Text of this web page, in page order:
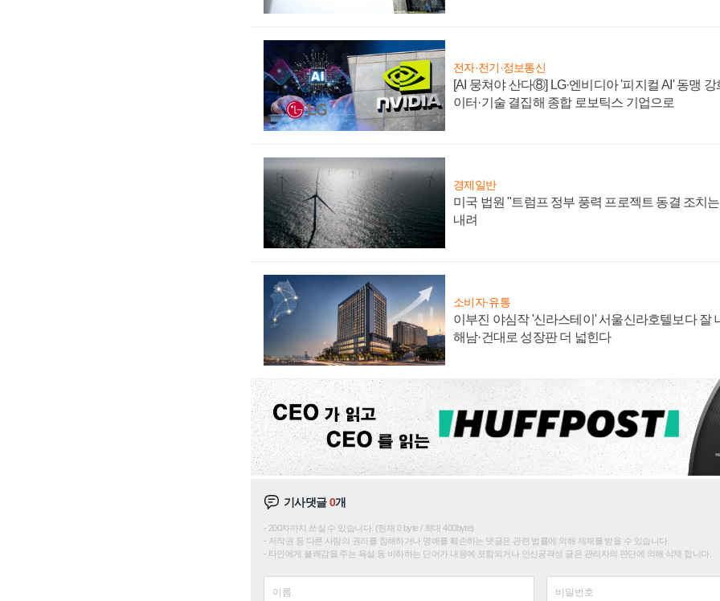
전자·전기·정보통신
[AI 뭉쳐야 산다⑧] LG·엔비디아 '피지컬 AI' 동맹 강
이터·기술 결집해 종합 로보틱스 기업으로
경제일반
미국 법원 "트럼프 정부 풍력 프로젝트 동결 조치
내려
소비자·유통
이부진 야심작 '신라스테이' 서울신라호텔보다 잘
해남·건대로 성장판 더 넓힌다
기사댓글0개
200자까지 쓰실 수 있습니다. (현재 0 byte / 최대 400byte)
저작권 등 다른 사람의 권리를 침해하거나 명예를 훼손하는 댓글은 관련 법률에 의해 제재를 받을 수 있습니다.
타인에게 불쾌감을 주는 욕설 등 비하하는 단어가 내용에 포함되거나 인신공격성 글은 관리자의 판단에 의해 삭제 합니다.